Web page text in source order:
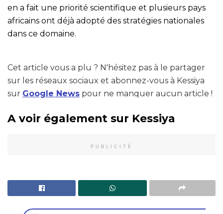
en a fait une priorité scientifique et plusieurs pays
africains ont déjà adopté des stratégies nationales
dans ce domaine.
Cet article vous a plu ? N'hésitez pas à le partager
sur les réseaux sociaux et abonnez-vous à Kessiya
sur Google News pour ne manquer aucun article !
A voir également sur Kessiya
PUBLICITÉ